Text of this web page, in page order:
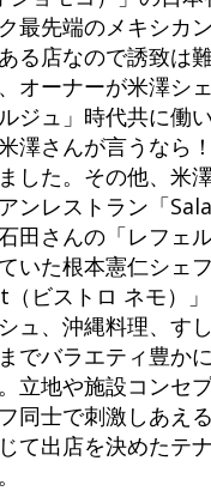
最先端のメキシカ
る店なので誘致は
オーナーが米澤シ
ジュ」時代共に働
澤さんが言うなら
した。その他、米
ンレストラン「
田さんの「レフェ
いた根本憲仁シェ
ビストロ ネモ）
ュ、沖縄料理、す
でバラエティ豊か
立地や施設コンセ
同士で刺激しあえ
て出店を決めたテ